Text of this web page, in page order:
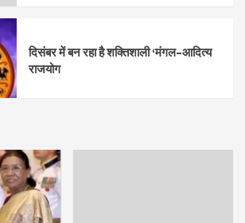
दिसंबर में बन रहा है शक्तिशाली ‘मंगल–आदित्य
राजयोग